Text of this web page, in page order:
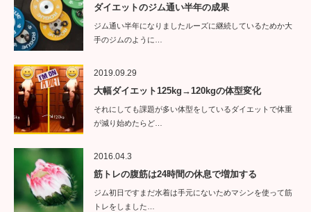
ダイエットのジム通い半年の成果
ジム通い半年になりましたルーズに継続しているためか大
手のジムのように…
2019.09.29
大幅ダイエット125kg→120kgの体型変化
それにしても課題が多い体型をしているダイエットで体重
が減り始めたらど…
2016.04.3
筋トレの腹筋は24時間の休息で増加する
ジム初日ですまだ水着は手元にないためマシンを使って筋
トレをしました…